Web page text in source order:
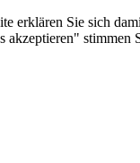
erklären Sie sich
stimmen